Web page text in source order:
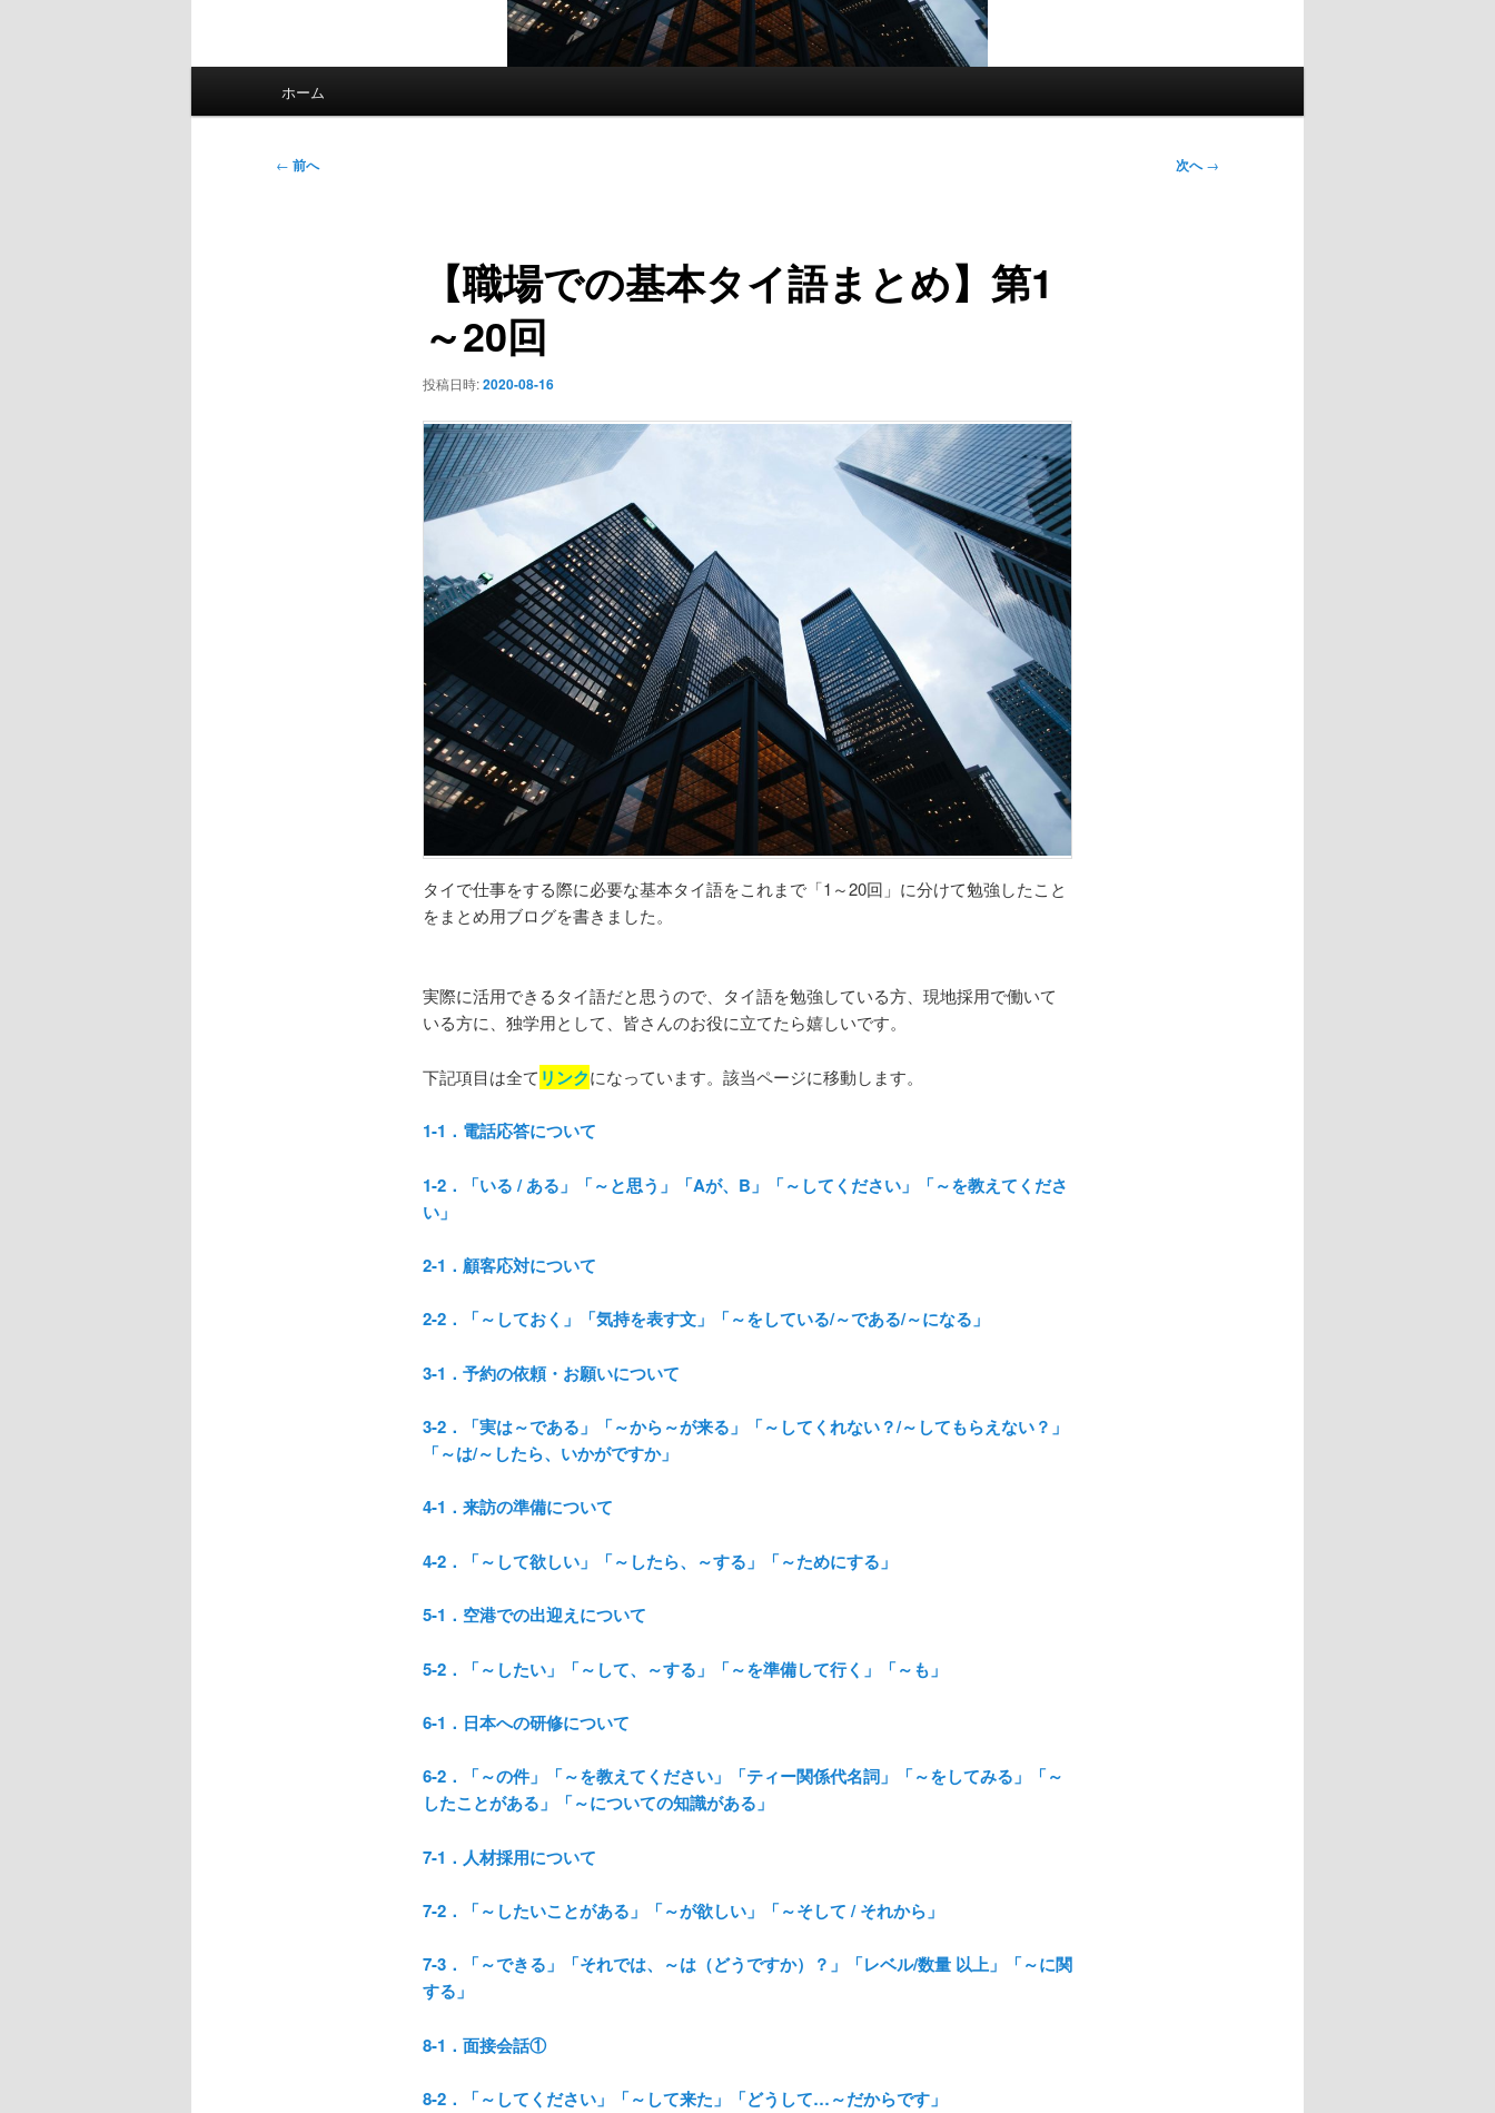
ホーム
投
← 前へ 次へ→
【職場での基本タイ語まとめ】第1
～20回
投稿日時:2020-08-16
タイで仕事をする際に必要な基本タイ語をこれまで「1～20回」に分けて勉強したこと
をまとめ用ブログを書きました。
実際に活用できるタイ語だと思うので、タイ語を勉強している方、現地採用で働いて
いる方に、独学用として、皆さんのお役に立てたら嬉しいです。
下記項目は全て リンクになっています。該当ページに移動します。
1-1．電話応答について
1-2．「いる / ある」「～と思う」「Aが、B」「～してください」「～を教えてくださ
い」
2-1．顧客応対について
2-2．「～しておく」「気持を表す文」「～をしている/～である/～になる」
3-1．予約の依頼・お願いについて
3-2．「実は～である」「～から～が来る」「～してくれない？/～してもらえない？」
「～は/～したら、いかがですか」
4-1．来訪の準備について
4-2．「～して欲しい」「～したら、～する」「～ためにする」
5-1．空港での出迎えについて
5-2．「～したい」「～して、～する」「～を準備して行く」「～も」
6-1．日本への研修について
6-2．「～の件」「～を教えてください」「ティー関係代名詞」「～をしてみる」「～
したことがある」「～についての知識がある」
7-1．人材採用について
7-2．「～したいことがある」「～が欲しい」「～そして / それから」
7-3．「～できる」「それでは、～は（どうですか）？」「レベル/数量 以上」「～に関
する」
8-1．面接会話①
8-2．「～してください」「～して来た」「どうして…～だからです」